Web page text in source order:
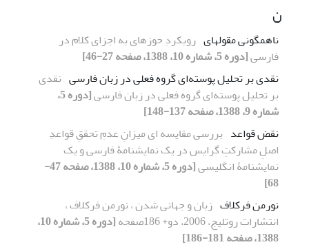
ن
ناهمگونی مقولهای رویکردِ حوزهای به اجزای کلام در
فارسی[دوره 5، شماره 10، 1388، صفحه 27-46]
نقدی بر تحلیل پوسته‌ای گروه فعلی در زبان فارسی نقدی
بر تحلیل پوسته‌ای گروه فعلی در زبان فارسی
[دوره 5،
شماره 9، 1388، صفحه 137-148]
نقض قواعد بررسی مقایسه ای میزانِ عدمِ تحققِ قواعدِ
اصلِ مشارکتِ گرایس در یک نمایشنامۀ فارسی و یک
نمایشنامۀ انگلیسی
[دوره 5، شماره 10، 1388، صفحه 47-
68]
نورمن فرکلاف زبان و جهانی شدن ، نورمن فرکلاف ،
انتشارات روتلیج، 2006، دو+ 186صفحه
[دوره 5، شماره 10،
1388، صفحه 181-186]